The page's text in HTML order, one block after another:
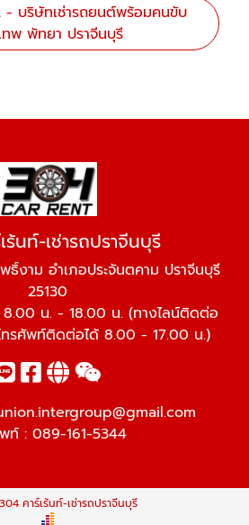
บริษัทเช่ารถยนต์พร้อมคนขับ
ทพ พัทยา ปราจีนบุรี
ร้นท์-เช่ารถปราจีนบุรี
งาม อำเภอประจันตคาม ปราจีนบุรี
25130
8.00 น. - 18.00 น. (ทางไลน์ติดต่อ
ทรศัพท์ติดต่อได้ 8.00 - 17.00 น.)
ท์ : 089-161-5344
304 คาร์เร้นท์-เช่ารถปราจีนบุรี